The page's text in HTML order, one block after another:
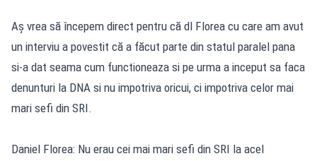
Aș vrea să începem direct pentru că dl Florea cu care am avut
un interviu a povestit că a făcut parte din statul paralel pana
si-a dat seama cum functioneaza si pe urma a inceput sa faca
denunturi la DNA si nu impotriva oricui, ci impotriva celor mai
mari sefi din SRI.
Daniel Florea: Nu erau cei mai mari sefi din SRI la acel